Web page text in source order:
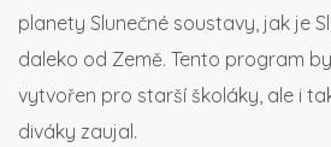
planety Slunečné soustavy, jak je
daleko od Země. Tento program
vytvořen pro starší školáky, ale i
diváky zaujal.